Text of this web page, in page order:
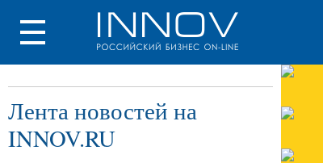
Лента новостей на
INNOV.RU